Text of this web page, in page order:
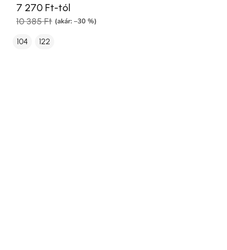
7 270 Ft-tól
10 385 Ft (akár: –30 %)
104 122